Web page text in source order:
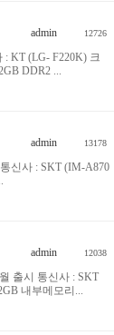
admin
12726
: KT (LG- F220K) 크
DDR2 ...
admin
13178
신사 : SKT (IM-A870
admin
12038
출시 통신사 : SKT
내부메모리...